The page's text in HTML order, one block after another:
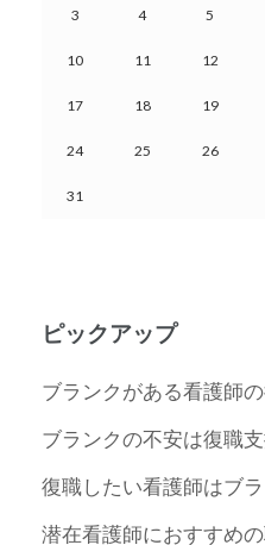
3 4 5
10 11 12
17 18 19
24 25 26
31
ピックアップ
ブランクがある看護師
ブランクの不安は復職
復職したい看護師はブ
潜在看護師におすすめ